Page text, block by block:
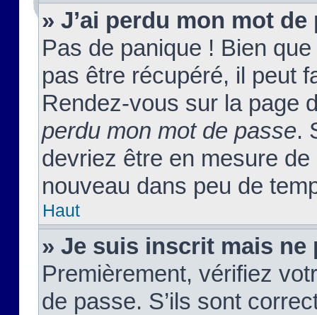
» J’ai perdu mon mot de
Pas de panique ! Bien
pas être récupéré, il peut
Rendez-vous sur la page
perdu mon mot de passe.
devriez être en mesure
nouveau dans peu de
Haut
» Je suis inscrit mais ne
Premièrement, vérifiez
de passe. S’ils sont